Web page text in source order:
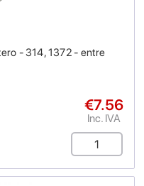
- 314, 1372 - entre
€7.56
Inc. IVA